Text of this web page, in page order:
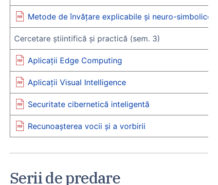
Metode de învățare explicabile și neuro-simbolice
Cercetare știintifică și practică (sem. 3)
Aplicații Edge Computing
Aplicații Visual Intelligence
Securitate cibernetică inteligentă
Recunoașterea vocii și a vorbirii
Serii de predare